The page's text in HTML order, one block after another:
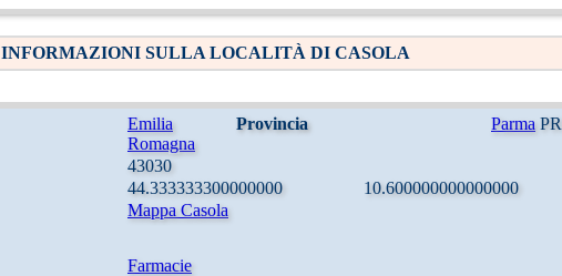
INFORMAZIONI SULLA LOCALITÀ DI CASOLA
Emilia
Romagna
Provincia ParmaPR
43030
44.333333300000000
10.600000000000000
Mappa Casola
Farmacie